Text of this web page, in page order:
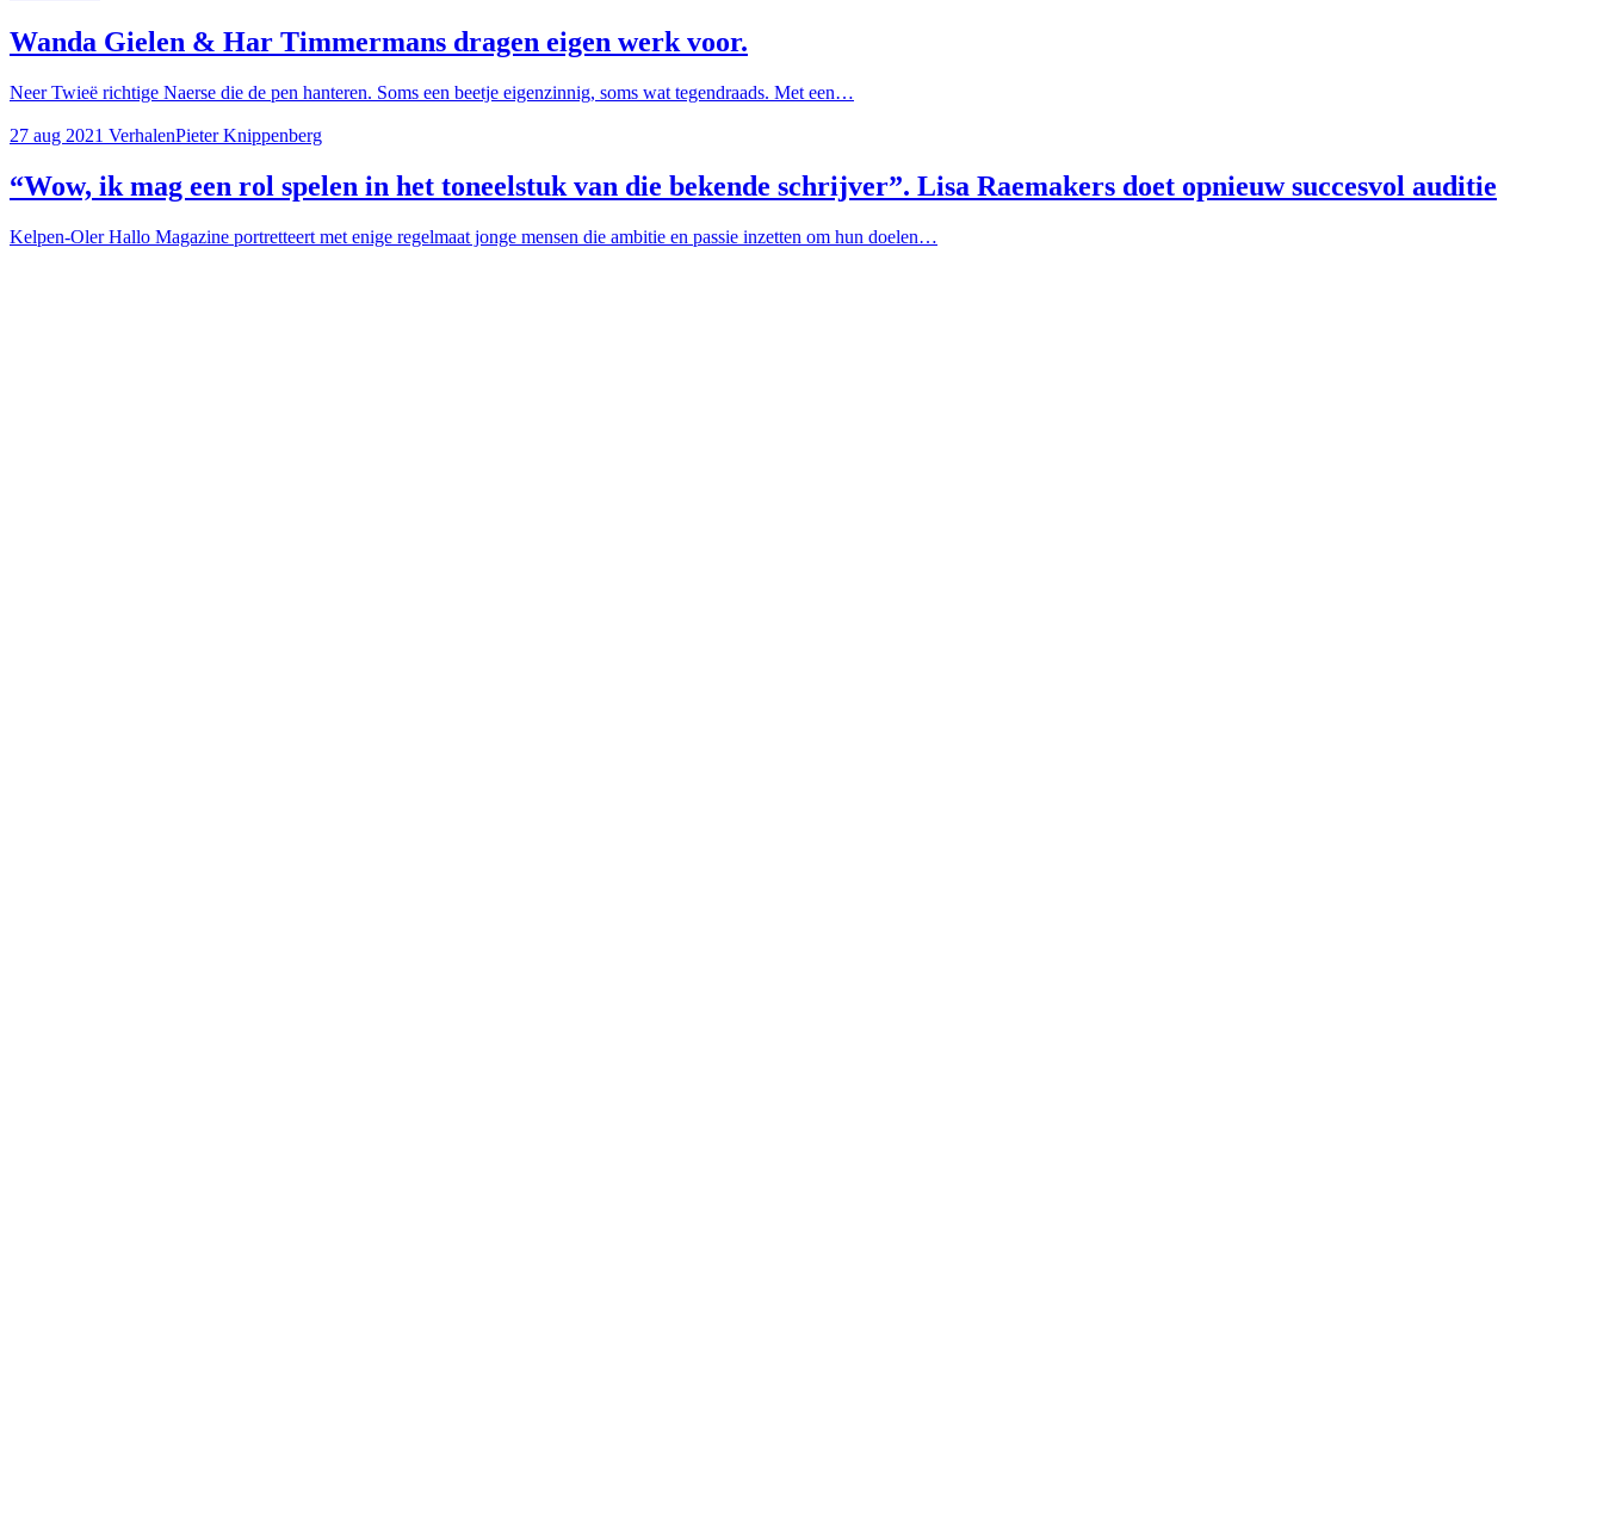
Wanda Gielen & Har Timmermans dragen eigen werk voor.
Neer Twieë richtige Naerse die de pen hanteren. Soms een beetje eigenzinnig, soms wat tegendraads. Met een…
27 aug 2021 VerhalenPieter Knippenberg
“Wow, ik mag een rol spelen in het toneelstuk van die bekende schrijver”. Lisa Raemakers doet opnieuw succesvol auditie
Kelpen-Oler Hallo Magazine portretteert met enige regelmaat jonge mensen die ambitie en passie inzetten om hun doelen…